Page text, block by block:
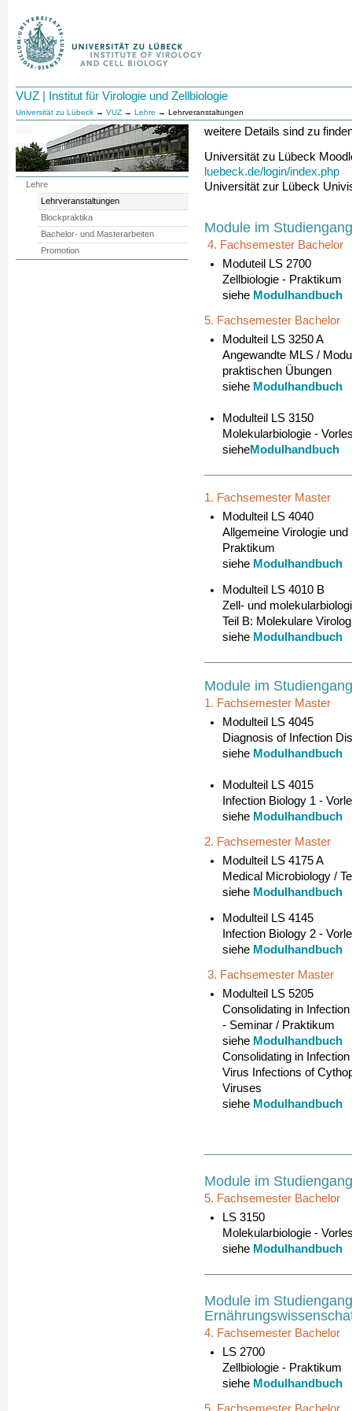
VUZ | Institut für Virologie und Zellbiologie
Universität zu Lübeck → VUZ → Lehre → Lehrveranstaltungen
weitere Details sind zu
Universität zu Lübeck
luebeck.de/login/index.php
Universität zur Lübeck
Module im
4. Fachsemester Bachelor
Moduteil LS 2700
Zellbiologie - Praktikum
siehe Modulhandbuch
5. Fachsemester Bachelor
Modulteil LS 3250 A
Angewandte MLS /
praktischen Übungen
siehe Modulhandbuch
Modulteil LS 3150
Molekularbiologie -
sieheModulhandbuch
1. Fachsemester Master
Modulteil LS 4040
Allgemeine Virologie
Praktikum
siehe Modulhandbuch
Modulteil LS 4010 B
Zell- und
Teil B: Molekulare
siehe Modulhandbuch
Module im
1. Fachsemester Master
Modulteil LS 4045
Diagnosis of Infection
siehe Modulhandbuch
Modulteil LS 4015
Infection Biology 1 -
siehe Modulhandbuch
2. Fachsemester Master
Modulteil LS 4175 A
Medical Microbiology /
siehe Modulhandbuch
Modulteil LS 4145
Infection Biology 2 -
siehe Modulhandbuch
3. Fachsemester Master
Modulteil LS 5205
Consolidating in
- Seminar / Praktikum
siehe Modulhandbuch
Consolidating in
Virus Infections of
Viruses
siehe Modulhandbuch
Module im
5. Fachsemester Bachelor
LS 3150
Molekularbiologie -
siehe Modulhandbuch
Module im
4. Fachsemester Bachelor
LS 2700
Zellbiologie - Praktikum
siehe Modulhandbuch
Lehre
Lehrveranstaltungen
Blockpraktika
Bachelor- und Masterarbeiten
Promotion